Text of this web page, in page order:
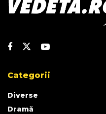
Categorii
Diverse
Dramă